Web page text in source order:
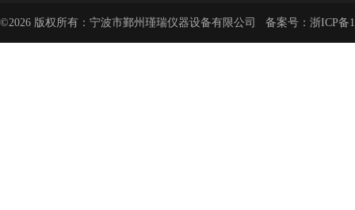
©2026 版权所有：宁波市鄞州瑾瑞仪器设备有限公司 备案号： 浙ICP备